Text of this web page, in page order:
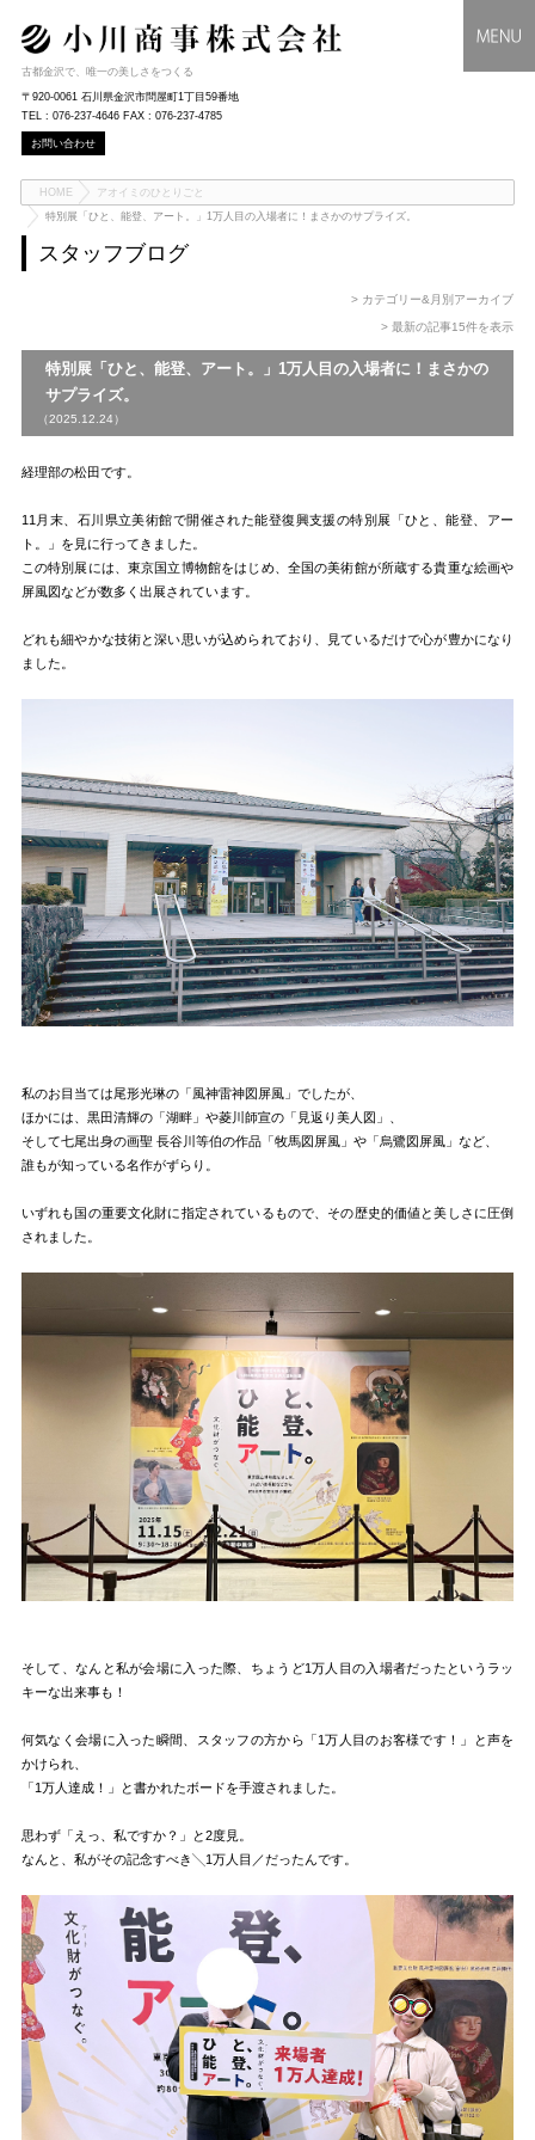
古都金沢で、唯一の美しさをつくる
〒920-0061 石川県金沢市問屋町1丁目59番地
TEL : 076-237-4646 FAX : 076-237-4785
お問い合わせ
HOME
アオイミのひとりごと
特別展「ひと、能登、アート。」1万人目の入場者に！まさかのサプライズ。
スタッフブログ
> カテゴリー&月別アーカイブ
> 最新の記事15件を表示
特別展「ひと、能登、アート。」1万人目の入場者に！まさかの
サプライズ。
（2025.12.24）
経理部の松田です。
11月末、石川県立美術館で開催された能登復興支援の特別展「ひと、能登、アー
ト。」を見に行ってきました。
この特別展には、東京国立博物館をはじめ、全国の美術館が所蔵する貴重な絵画や
屏風図などが数多く出展されています。
どれも細やかな技術と深い思いが込められており、見ているだけで心が豊かになり
ました。
私のお目当ては尾形光琳の「風神雷神図屏風」でしたが、
ほかには、黒田清輝の「湖畔」や菱川師宣の「見返り美人図」、
そして七尾出身の画聖 長谷川等伯の作品「牧馬図屏風」や「烏鷺図屏風」など、
誰もが知っている名作がずらり。
いずれも国の重要文化財に指定されているもので、その歴史的価値と美しさに圧倒
されました。
そして、なんと私が会場に入った際、ちょうど1万人目の入場者だったというラッ
キーな出来事も！
何気なく会場に入った瞬間、スタッフの方から「1万人目のお客様です！」と声を
かけられ、
「1万人達成！」と書かれたボードを手渡されました。
思わず「えっ、私ですか？」と2度見。
なんと、私がその記念すべき╲1万人目／だったんです。